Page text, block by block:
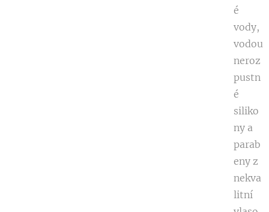
é
vody,
vodou
neroz
pustn
é
siliko
ny a
parab
eny z
nekva
litní